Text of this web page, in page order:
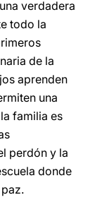
verdadera
todo la
de la
aprenden
una
familia es
perdón y la
donde